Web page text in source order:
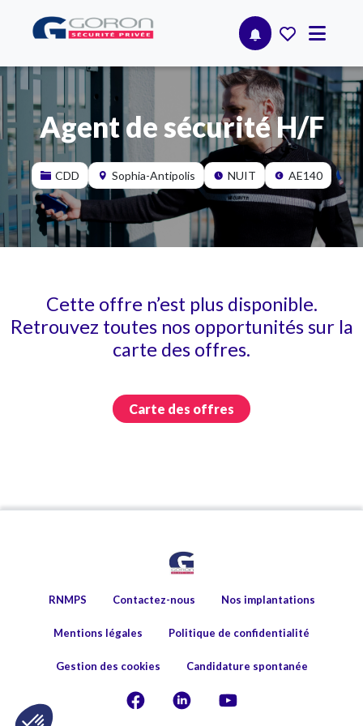
Agent de sécurité H/F
CDD Sophia-Antipolis NUIT AE140
Cette offre n’est plus disponible.
Retrouvez toutes nos opportunités sur la
carte des offres.
Carte des offres
RNMPS Contactez-nous Nos implantations
Mentions légales Politique de confidentialité
Gestion des cookies Candidature spontanée